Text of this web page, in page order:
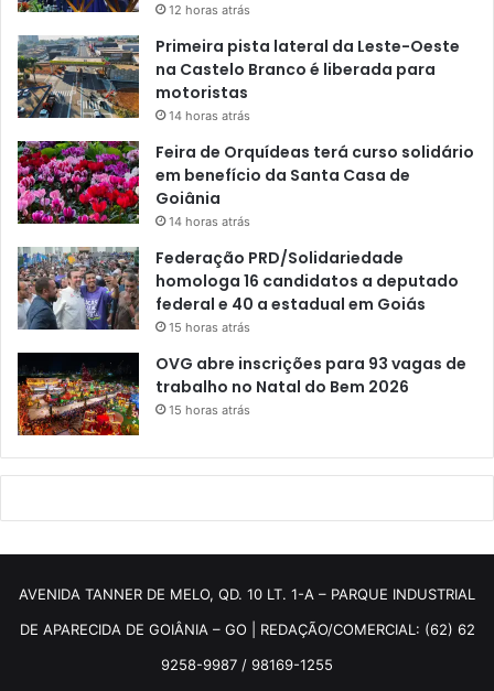
12 horas atrás
Primeira pista lateral da Leste-Oeste
na Castelo Branco é liberada para
motoristas
14 horas atrás
Feira de Orquídeas terá curso solidário
em benefício da Santa Casa de
Goiânia
14 horas atrás
Federação PRD/Solidariedade
homologa 16 candidatos a deputado
federal e 40 a estadual em Goiás
15 horas atrás
OVG abre inscrições para 93 vagas de
trabalho no Natal do Bem 2026
15 horas atrás
AVENIDA TANNER DE MELO, QD. 10 LT. 1-A – PARQUE INDUSTRIAL
DE APARECIDA DE GOIÂNIA – GO | REDAÇÃO/COMERCIAL: (62) 62
9258-9987 / 98169-1255